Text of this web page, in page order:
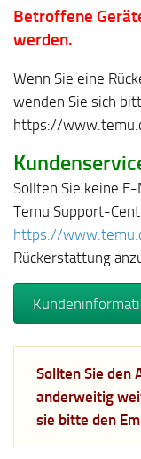
Betroffene
werden.
Wenn Sie eine
wenden Sie sich
https://
Sollten Sie keine
Temu Support-
https://
Rückerstattung
Sollten Sie den
anderweitig
sie bitte den